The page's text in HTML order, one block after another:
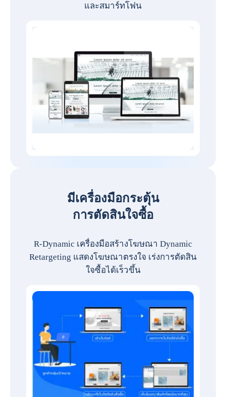
และสมาร์ทโฟน
มีเครื่องมือกระตุ้น
การตัดสินใจซื้อ
R-Dynamic เครื่องมือสร้างโฆษณา Dynamic
Retargeting แสดงโฆษณาตรงใจ เร่งการตัดสิน
ใจซื้อได้เร็วขึ้น